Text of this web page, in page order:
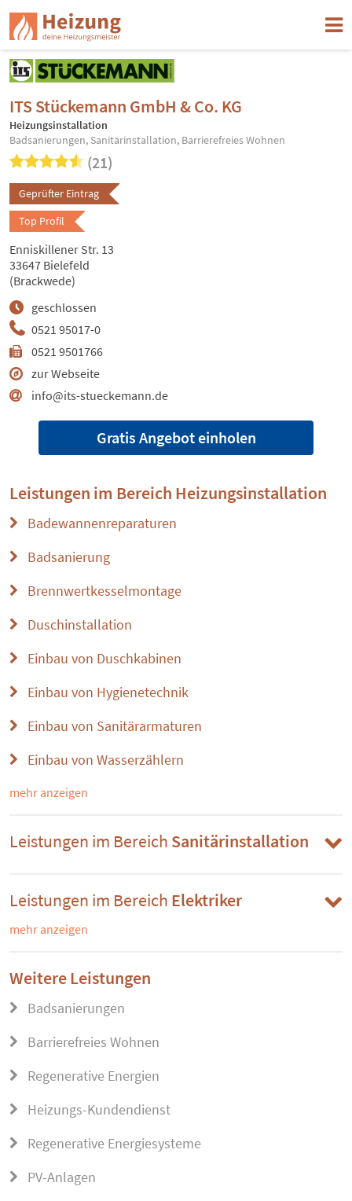
ITS Stückemann GmbH & Co. KG
Heizungsinstallation
Badsanierungen, Sanitärinstallation, Barrierefreies Wohnen
(21)
Geprüfter Eintrag
Top Profil
0521 95017-0
0521 9501766
zur Webseite
info@its-stueckemann.de
geschlossen
Enniskillener Str. 13
33647 Bielefeld
(Brackwede)
Gratis Angebot einholen
Leistungen im Bereich Heizungsinstallation
Badewannenreparaturen
Badsanierung
Brennwertkesselmontage
Duschinstallation
Einbau von Duschkabinen
Einbau von Hygienetechnik
Einbau von Sanitärarmaturen
Einbau von Wasserzählern
mehr anzeigen
Leistungen im Bereich Sanitärinstallation
Leistungen im Bereich Elektriker
mehr anzeigen
Weitere Leistungen
Badsanierungen
Barrierefreies Wohnen
Regenerative Energien
Heizungs-Kundendienst
Regenerative Energiesysteme
PV-Anlagen